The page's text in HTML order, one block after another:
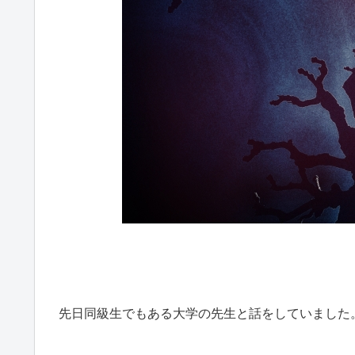
先日同級生でもある大学の先生と話をしていました